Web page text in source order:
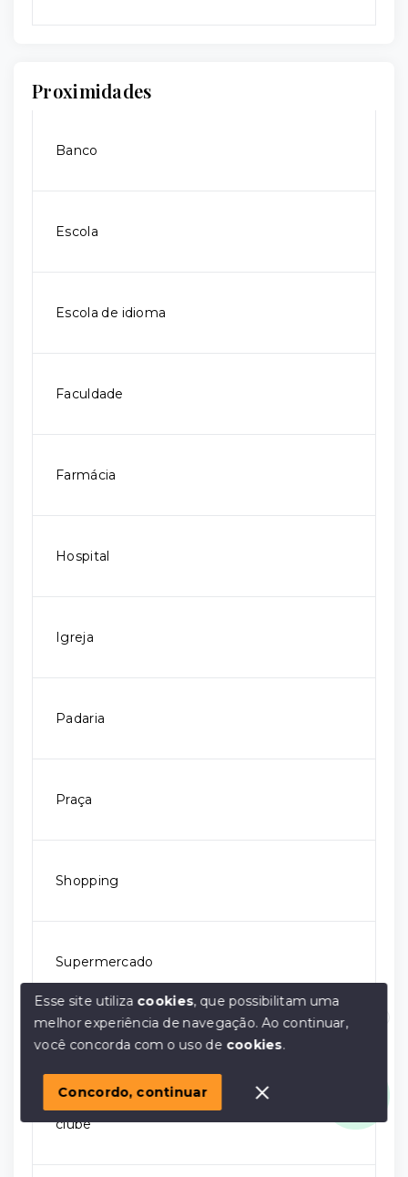
Proximidades
Banco
Escola
Escola de idioma
Faculdade
Farmácia
Hospital
Igreja
Padaria
Praça
Shopping
Supermercado
Transporte público
clube
Olá! em posso ajudar?
Esse site utiliza cookies, que possibilitam uma
melhor experiência de navegação.Ao continuar,
você concorda com o uso de cookies.
Concordo, continuar